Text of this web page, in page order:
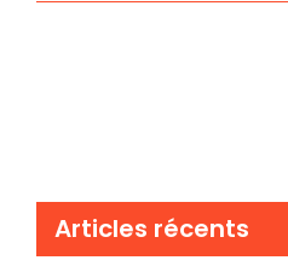
Articles récents